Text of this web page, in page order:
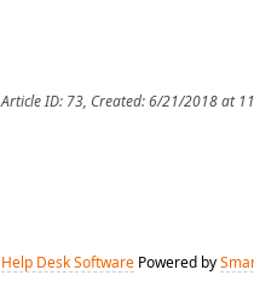
Article ID: 73, Created: 6/21/2018 at
Help Desk Software Powered by